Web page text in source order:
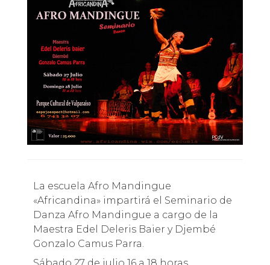
La escuela Afro Mandingue
«Africandina» impartirá el Seminario de
Danza Afro Mandingue a cargo de la
Maestra Edel Deleris Baier y Djembé
Gonzalo Camus Parra.
Sábado 27 de julio 16 a 18 horas